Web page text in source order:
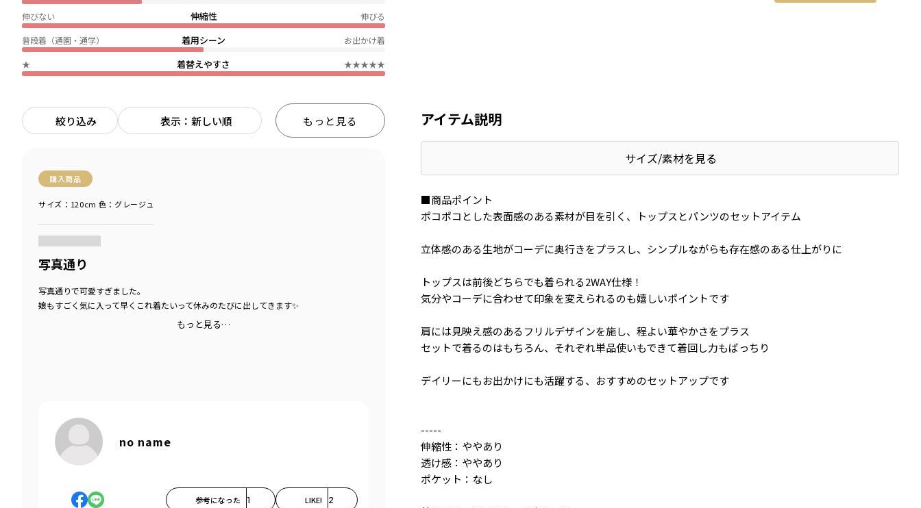
伸縮性
伸びない 伸びる
着用シーン
普段着（通園・通学） お出かけ着
着替えやすさ
★ ★★★★★
絞り込み 表示：新しい順 もっと見る
購入商品
サイズ：120cm 色：グレージュ
写真通り
写真通りで可愛すぎました。
娘もすごく気に入って早くこれ着たいって休みのたびに出してきます✨
もっと見る…
no name
参考になった 1 LIKE! 2
アイテム説明
サイズ/素材を見る
■商品ポイント
ポコポコとした表面感のある素材が目を引く、トップスとパンツのセットアイテム
立体感のある生地がコーデに奥行きをプラスし、シンプルながらも存在感のある仕上がりに
トップスは前後どちらでも着られる2WAY仕様！
気分やコーデに合わせて印象を変えられるのも嬉しいポイントです
肩には見映え感のあるフリルデザインを施し、程よい華やかさをプラス
セットで着るのはもちろん、それぞれ単品使いもできて着回し力もばっちり
デイリーにもお出かけにも活躍する、おすすめのセットアップです
-----
伸縮性：ややあり
透け感：ややあり
ポケット：なし